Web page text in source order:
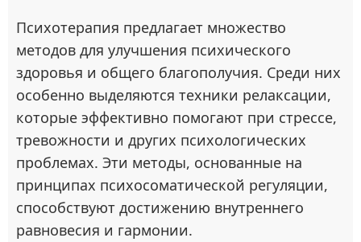
Психотерапия предлагает множество
методов для улучшения психического
здоровья и общего благополучия. Среди них
особенно выделяются техники релаксации,
которые эффективно помогают при стрессе,
тревожности и других психологических
проблемах. Эти методы, основанные на
принципах психосоматической регуляции,
способствуют достижению внутреннего
равновесия и гармонии.